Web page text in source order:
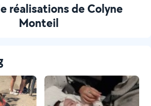
réalisations de Colyne
Monteil